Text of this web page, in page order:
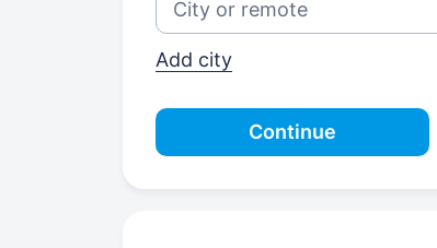
Add city
Continue